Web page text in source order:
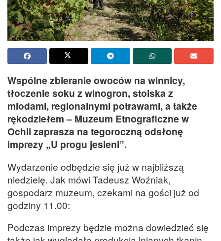
Wspólne zbieranie owoców na winnicy,
tłoczenie soku z winogron, stoiska z
miodami, regionalnymi potrawami, a także
rękodziełem – Muzeum Etnograficzne w
Ochli zaprasza na tegoroczną odsłonę
imprezy „U progu jesieni”.
Wydarzenie odbędzie się już w najbliższą
niedzielę. Jak mówi Tadeusz Woźniak,
gospodarz muzeum, czekami na gości już od
godziny 11.00:
Podczas imprezy będzie można dowiedzieć się